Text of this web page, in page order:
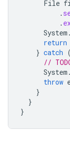
File
.
.
System .
return
} catch (
//
System .
throw
}
}
}